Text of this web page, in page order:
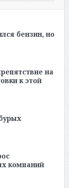
бензин, но
на
к этой
компаний